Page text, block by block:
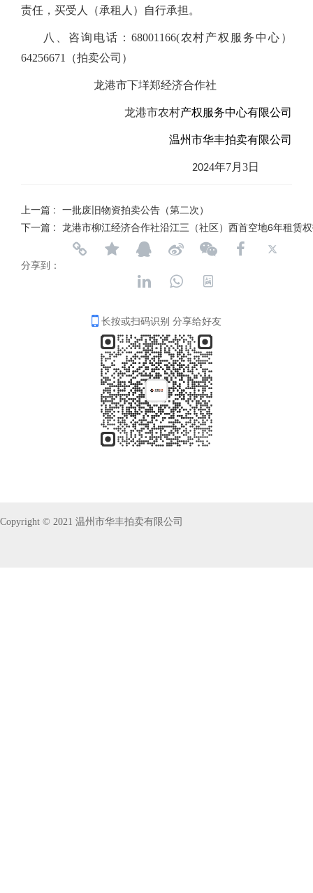
登录 注册
责任，买受人（承租人）自行承担。
八、咨询电话：68001166(农村产权服务中心）
64256671（拍卖公司）
龙港市下垟郑经济合作社
龙港市农村产权服务中心有限公司
温州市华丰拍卖有限公司
2024年7月 3日
上一篇 : 一批废旧物资拍卖公告（第二次）
下一篇 : 龙港市柳江经济合作社沿江三（社区）西首空地6年租赁
分享到：
长按或扫码识别 分享给好友
Copyright © 2021 温州市华丰拍卖有限公司